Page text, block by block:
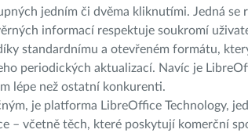
jedním či dvěma kliknutími. Jedná
informací respektuje soukromí
standardnímu a otevřeném formátu,
periodických aktualizací. Navíc je
lépe než ostatní konkurenti.
je platforma LibreOffice Technology,
– včetně těch, které poskytují komerční